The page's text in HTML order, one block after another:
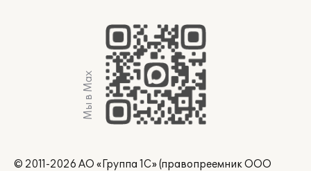
Мы в Max
© 2011-2026 АО «Группа 1С» (правопреемник ООО